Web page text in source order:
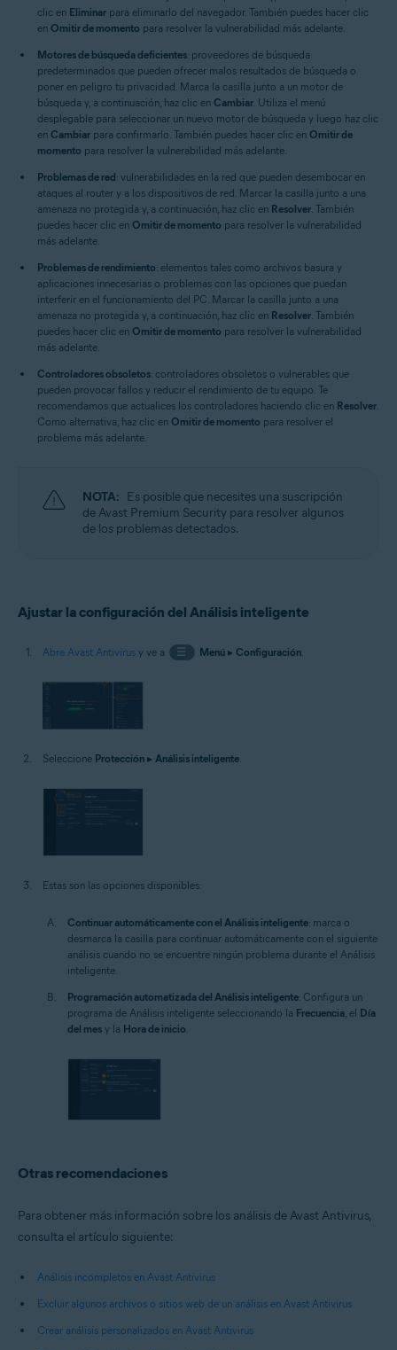
clic en Eliminar para eliminarlo del navegador. También puedes hacer clic
en Omitir de momento para resolver la vulnerabilidad más adelante.
Motores de búsqueda deficientes: proveedores de búsqueda
predeterminados que pueden ofrecer malos resultados de búsqueda o
poner en peligro tu privacidad. Marca la casilla junto a un motor de
búsqueda y, a continuación, haz clic en Cambiar. Utiliza el menú
desplegable para seleccionar un nuevo motor de búsqueda y luego haz clic
en Cambiar para confirmarlo. También puedes hacer clic en Omitir de
momento para resolver la vulnerabilidad más adelante.
Problemas de red: vulnerabilidades en la red que pueden desembocar en
ataques al router y a los dispositivos de red. Marcar la casilla junto a una
amenaza no protegida y, a continuación, haz clic en Resolver. También
puedes hacer clic en Omitir de momento para resolver la vulnerabilidad
más adelante.
Problemas de rendimiento: elementos tales como archivos basura y
aplicaciones innecesarias o problemas con las opciones que puedan
interferir en el funcionamiento del PC. Marcar la casilla junto a una
amenaza no protegida y, a continuación, haz clic en Resolver. También
puedes hacer clic en Omitir de momento para resolver la vulnerabilidad
más adelante.
Controladores obsoletos: controladores obsoletos o vulnerables que
pueden provocar fallos y reducir el rendimiento de tu equipo. Te
recomendamos que actualices los controladores haciendo clic en Resolver.
Como alternativa, haz clic en Omitir de momento para resolver el
problema más adelante.
NOTA: Es posible que necesites una suscripción
de Avast Premium Security para resolver algunos
de los problemas detectados.
Ajustar la configuración del Análisis inteligente
Abre Avast Antivirus y ve a ☰ Menú▸ Configuración.
Seleccione Protección ▸ Análisis inteligente.
Estas son las opciones disponibles:
Continuar automáticamente con el Análisis inteligente: marca o
desmarca la casilla para continuar automáticamente con el siguiente
análisis cuando no se encuentre ningún problema durante el Análisis
inteligente.
Programación automatizada del Análisis inteligente: Configura un
programa de Análisis inteligente seleccionando la Frecuencia , el Día
del mes y la Hora de inicio
Otras recomendaciones
Para obtener más información sobre los análisis de Avast Antivirus,
consulta el artículo siguiente:
Análisis incompletos en Avast Antivirus
Excluir algunos archivos o sitios web de un análisis en Avast Antivirus
Crear análisis personalizados en Avast Antivirus